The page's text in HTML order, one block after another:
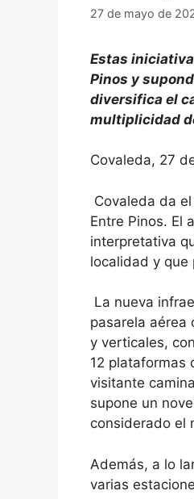
27 de mayo de
Estas
Pinos y
diversifica el
multiplicidad
Covaleda, 27
Covaleda da
Entre Pinos. El
interpretativa
localidad y que
La nueva
pasarela aérea
y verticales,
12 plataformas
visitante
supone un
considerado el
Además, a lo
varias